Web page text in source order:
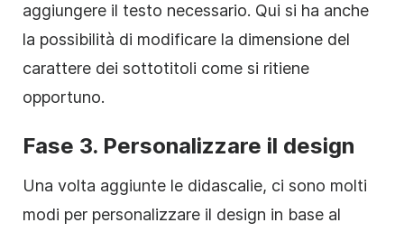
aggiungere il testo necessario. Qui si ha anche
la possibilità di modificare la dimensione del
carattere dei sottotitoli come si ritiene
opportuno.
Fase 3. Personalizzare il design
Una volta aggiunte le didascalie, ci sono molti
modi per personalizzare il design in base al